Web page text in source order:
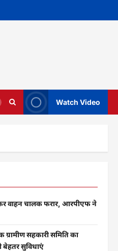
Watch Video
वाहन चालक फरार, आरपीएफ ने
ग्रामीण सहकारी समिति का
बेहतर सुविधाएं